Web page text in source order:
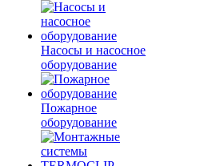
Насосы и насосное
оборудование
Пожарное
оборудование